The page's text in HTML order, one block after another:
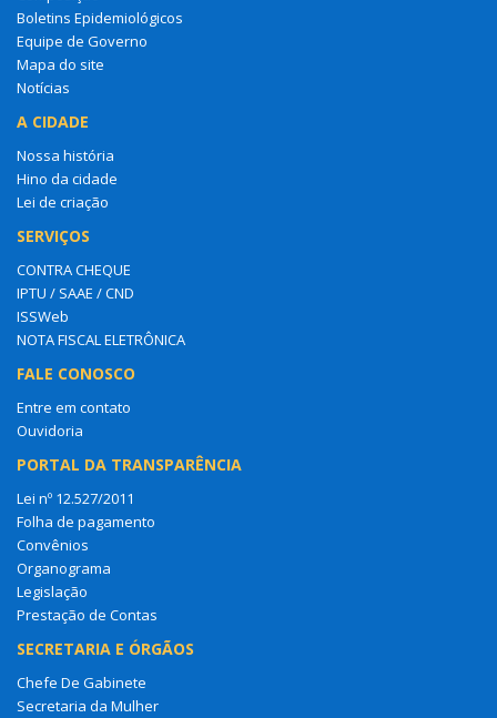
Boletins Epidemiológicos
Equipe de Governo
Mapa do site
Notícias
A CIDADE
Nossa história
Hino da cidade
Lei de criação
SERVIÇOS
CONTRA CHEQUE
IPTU / SAAE / CND
ISSWeb
NOTA FISCAL ELETRÔNICA
FALE CONOSCO
Entre em contato
Ouvidoria
PORTAL DA TRANSPARÊNCIA
Lei nº 12.527/2011
Folha de pagamento
Convênios
Organograma
Legislação
Prestação de Contas
SECRETARIA E ÓRGÃOS
Chefe De Gabinete
Secretaria da Mulher